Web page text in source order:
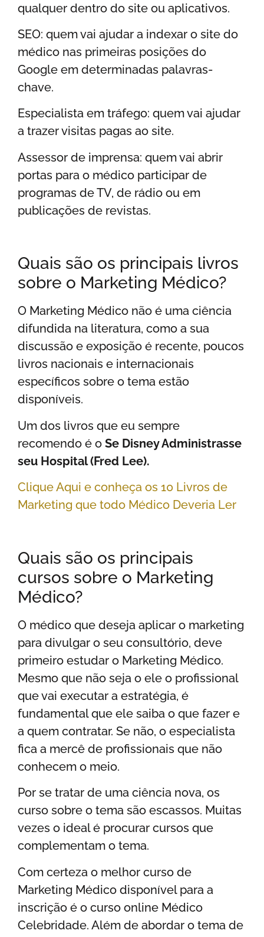
qualquer dentro do site ou aplicativos.
SEO: quem vai ajudar a indexar o site do
médico nas primeiras posições do
Google em determinadas palavras-
chave.
Especialista em tráfego: quem vai ajudar
a trazer visitas pagas ao site.
Assessor de imprensa: quem vai abrir
portas para o médico participar de
programas de TV, de rádio ou em
publicações de revistas.
Quais são os principais livros
sobre o Marketing Médico?
O Marketing Médico não é uma ciência
difundida na literatura, como a sua
discussão e exposição é recente, poucos
livros nacionais e internacionais
específicos sobre o tema estão
disponíveis.
Um dos livros que eu sempre
recomendo é o Se Disney Administrasse
seu Hospital (Fred Lee).
Clique Aqui e conheça os 10 Livros de
Marketing que todo Médico Deveria Ler
Quais são os principais
cursos sobre o Marketing
Médico?
O médico que deseja aplicar o marketing
para divulgar o seu consultório, deve
primeiro estudar o Marketing Médico.
Mesmo que não seja o ele o profissional
que vai executar a estratégia, é
fundamental que ele saiba o que fazer e
a quem contratar. Se não, o especialista
fica a mercê de profissionais que não
conhecem o meio.
Por se tratar de uma ciência nova, os
curso sobre o tema são escassos. Muitas
vezes o ideal é procurar cursos que
complementam o tema.
Com certeza o melhor curso de
Marketing Médico disponível para a
inscrição é o curso online Médico
Celebridade. Além de abordar o tema de